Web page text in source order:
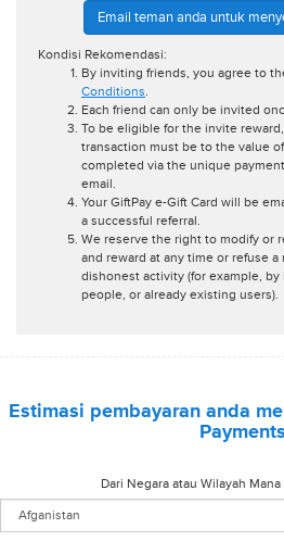
Email teman anda untuk
Kondisi Rekomendasi:
By inviting friends, you agree to
Conditions.
Each friend can only be invited
To be eligible for the invite
transaction must be to the value
completed via the unique
email.
Your GiftPay e-Gift Card will be
a successful referral.
We reserve the right to modify or
and reward at any time or refuse
dishonest activity (for example,
people, or already existing users).
Estimasi pembayaran anda
Payments
Dari Negara atau Wilayah